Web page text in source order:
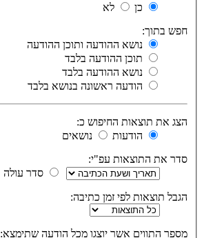
כן
לא
חפש בתוך:
נושא ההודעה ותוכן ההודעה
תוכן ההודעה בלבד
נושא ההודעה בלבד
הודעה ראשונה בנושא בלבד
הצג את תוצאות החיפוש כ:
הודעות
נושאים
סדר את התוצאות עפ"י:
סדר עולה
הגבל תוצאות לפי זמן כתיבה:
מספר התווים אשר יוצגו מכל הודעה שתימצא: